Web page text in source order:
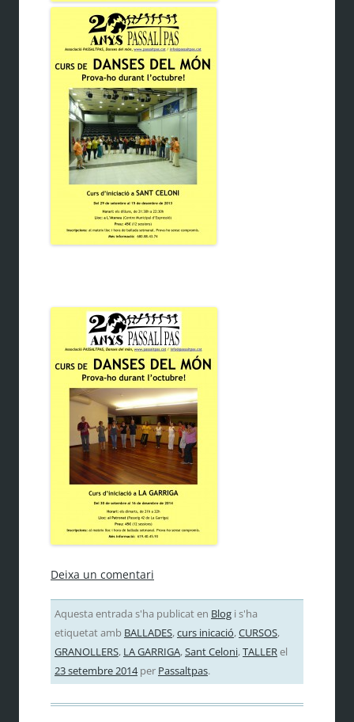
Deixa un comentari
Aquesta entrada s'ha publicat en Blogi s'ha
etiquetat amb BALLADES,curs inicació,CURSOS,
GRANOLLERS, LA GARRIGA,Sant Celoni,TALLERel
23 setembre 2014per Passaltpas.